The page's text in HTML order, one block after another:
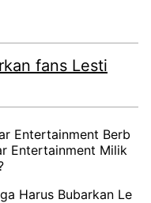
fans Lesti
Entertainment Berb
Entertainment Milik
Harus Bubarkan Le